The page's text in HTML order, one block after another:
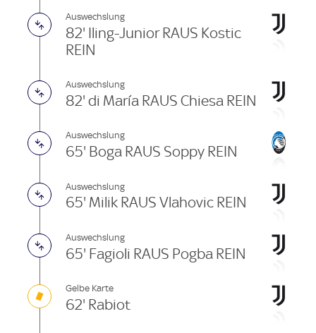
Auswechslung
82' Iling-Junior RAUS Kostic
REIN
Auswechslung
82' di María RAUS Chiesa REIN
Auswechslung
65' Boga RAUS Soppy REIN
Auswechslung
65' Milik RAUS Vlahovic REIN
Auswechslung
65' Fagioli RAUS Pogba REIN
Gelbe Karte
62' Rabiot